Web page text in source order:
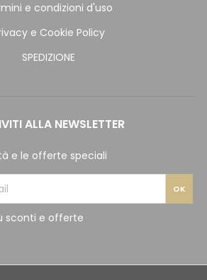
e condizioni d'uso
e Cookie Policy
SPEDIZIONE
ALLA NEWSLETTER
e le offerte speciali
sconti e offerte